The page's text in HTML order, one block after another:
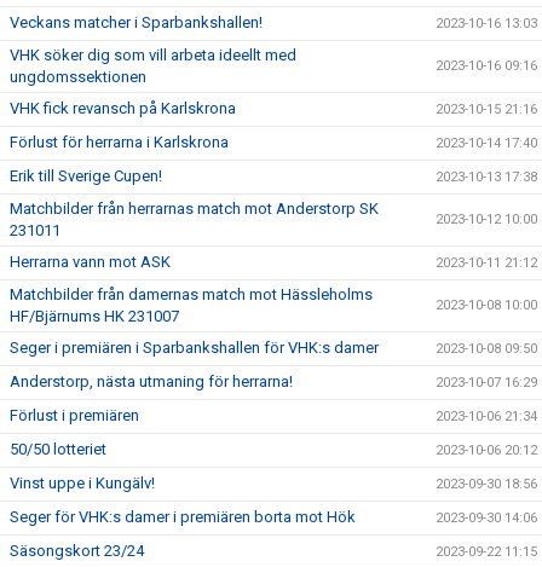
Veckans matcher i Sparbankshallen! 2023-10-16 13:03
VHK söker dig som vill arbeta ideellt med
ungdomssektionen
2023-10-16 09:16
VHK fick revansch på Karlskrona 2023-10-15 21:16
Förlust för herrarna i Karlskrona 2023-10-14 17:40
Erik till Sverige Cupen! 2023-10-13 17:38
Matchbilder från herrarnas match mot Anderstorp SK
231011
2023-10-12 10:00
Herrarna vann mot ASK 2023-10-11 21:12
Matchbilder från damernas match mot Hässleholms
HF/Bjärnums HK 231007
2023-10-08 10:00
Seger i premiären i Sparbankshallen för VHK:s damer 2023-10-08 09:50
Anderstorp, nästa utmaning för herrarna! 2023-10-07 16:29
Förlust i premiären 2023-10-06 21:34
50/50 lotteriet 2023-10-06 20:12
Vinst uppe i Kungälv! 2023-09-30 18:56
Seger för VHK:s damer i premiären borta mot Hök 2023-09-30 14:06
Säsongskort 23/24 2023-09-22 11:15